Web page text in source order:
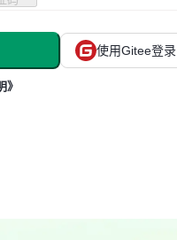
使用Gitee登录
》